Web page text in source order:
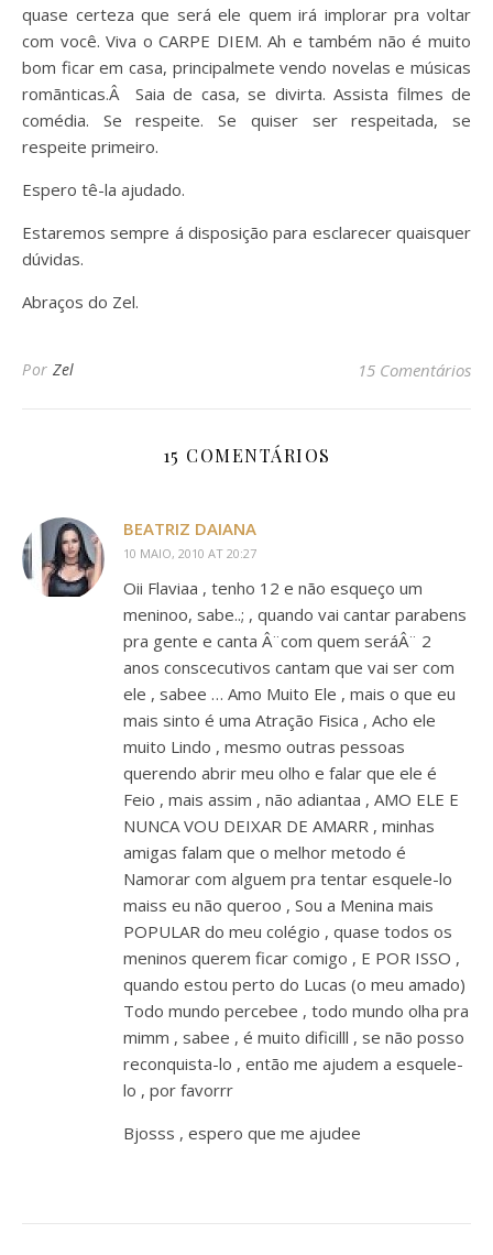
quase certeza que será ele quem irá implorar pra voltar
com você. Viva o CARPE DIEM. Ah e também não é muito
bom ficar em casa, principalmete vendo novelas e músicas
romãnticas.Â Saia de casa, se divirta. Assista filmes de
comédia. Se respeite. Se quiser ser respeitada, se
respeite primeiro.
Espero tê-la ajudado.
Estaremos sempre á disposição para esclarecer quaisquer
dúvidas.
Abraços do Zel.
Por Zel 15 Comentários
15 COMENTÁRIOS
BEATRIZ DAIANA
10 MAIO, 2010 AT 20:27
Oii Flaviaa , tenho 12 e não esqueço um
meninoo, sabe..; , quando vai cantar parabens
pra gente e canta Â¨com quem seráÂ¨ 2
anos conscecutivos cantam que vai ser com
ele , sabee … Amo Muito Ele , mais o que eu
mais sinto é uma Atração Fisica , Acho ele
muito Lindo , mesmo outras pessoas
querendo abrir meu olho e falar que ele é
Feio , mais assim , não adiantaa , AMO ELE E
NUNCA VOU DEIXAR DE AMARR , minhas
amigas falam que o melhor metodo é
Namorar com alguem pra tentar esquele-lo
maiss eu não queroo , Sou a Menina mais
POPULAR do meu colégio , quase todos os
meninos querem ficar comigo , E POR ISSO ,
quando estou perto do Lucas (o meu amado)
Todo mundo percebee , todo mundo olha pra
mimm , sabee , é muito dificilll , se não posso
reconquista-lo , então me ajudem a esquele-
lo , por favorrr
Bjosss , espero que me ajudee